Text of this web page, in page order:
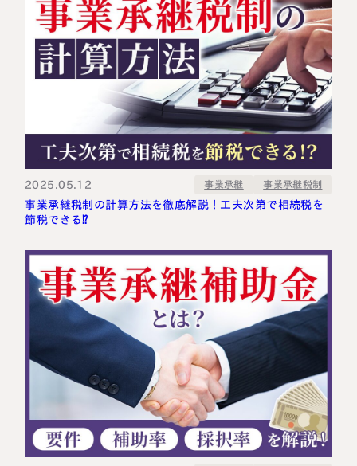
2025.05.12 事業承継 事業承継税制
事業承継税制の計算方法を徹底解説！工夫次第で相続税を
節税できる⁉